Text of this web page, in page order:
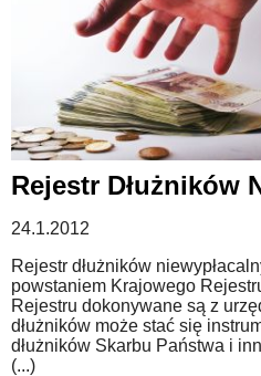
Rejestr Dłużników
24.1.2012
Rejestr dłużników
powstaniem Krajowego
Rejestru dokonywane są z
dłużników może stać się
dłużników Skarbu Państwa i
(...)